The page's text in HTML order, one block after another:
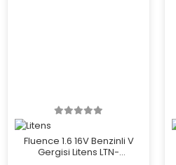
Fluence 1.6 16V Benzinli V
Gergisi Litens LTN-